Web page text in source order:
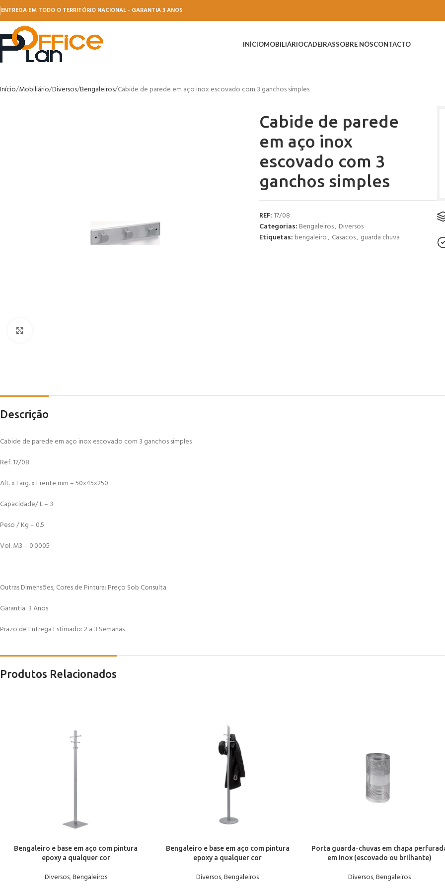
ENTREGA EM TODO O TERRITÓRIO NACIONAL - GARANTIA 3 ANOS
INÍCIOMOBILIÁRIOCADEIRASSOBRE NÓSCONTACTO
Início Mobiliário Diversos Bengaleiros Cabide de parede em aço inox escovado com 3 ganchos simples
Cabide de parede
em aço inox
escovado com 3
ganchos simples
REF: 17/08
Categorias: Bengaleiros, Diversos
Etiquetas: bengaleiro, Casacos, guarda chuva
Descrição
Cabide de parede em aço inox escovado com 3 ganchos simples
Ref. 17/08
Alt. x Larg. x Frente mm – 50x45x250
Capacidade/ L – 3
Peso / Kg – 0.5
Vol. M3 – 0.0005
Outras Dimensões, Cores de Pintura: Preço Sob Consulta
Garantia: 3 Anos
Prazo de Entrega Estimado: 2 a 3 Semanas
Produtos Relacionados
Bengaleiro e base em aço com pintura
epoxy a qualquer cor
Diversos,Bengaleiros
Bengaleiro e base em aço com pintura
epoxy a qualquer cor
Diversos,Bengaleiros
Porta guarda-chuvas em chapa
em inox (escovado ou brilhante)
Diversos,Bengaleiros